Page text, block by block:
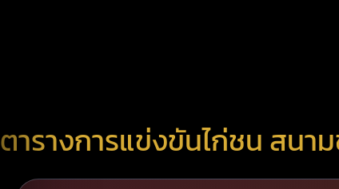
ตารางการแข่งขันไก่ชน สนา